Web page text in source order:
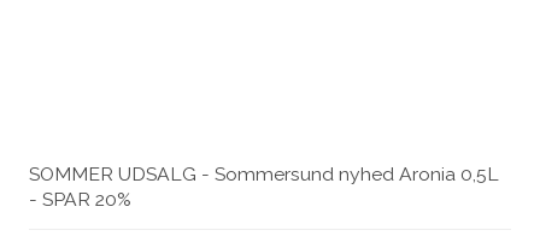
SOMMER UDSALG - Sommersund nyhed Aronia 0,5L
- SPAR 20%